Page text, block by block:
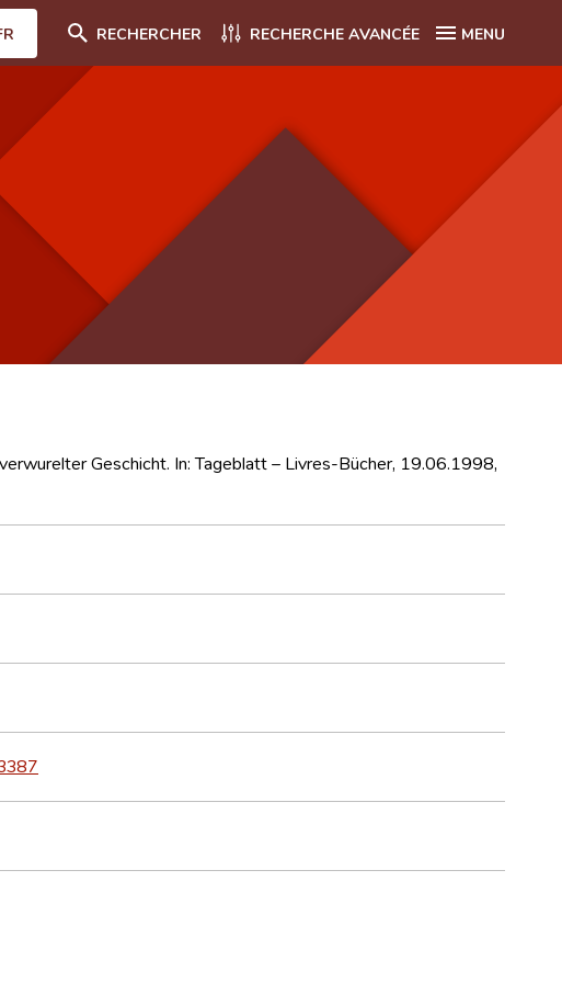
RECHERCHER RECHERCHE AVANCÉE MENU
Geschicht. In: Tageblatt – Livres-Bücher, 19.06.1998,